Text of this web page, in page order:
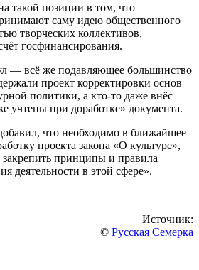
такой позиции в том, что
саму идею общественного
творческих коллективов,
госфинансирования.
— всё же подавляющее большинство
проект корректировки основ
политики, а кто-то даже внёс
учтены при доработке» документа.
что необходимо в ближайшее
проекта закона «О культуре»,
закрепить принципы и правила
деятельности в этой сфере».
Источник:
© Русская Семерка